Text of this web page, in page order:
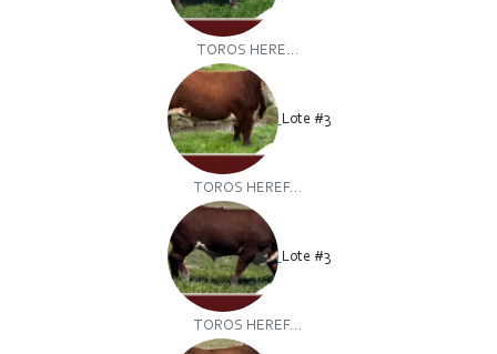
TOROS HERE...
Lote #3
TOROS HEREF...
Lote #3
TOROS HEREF...